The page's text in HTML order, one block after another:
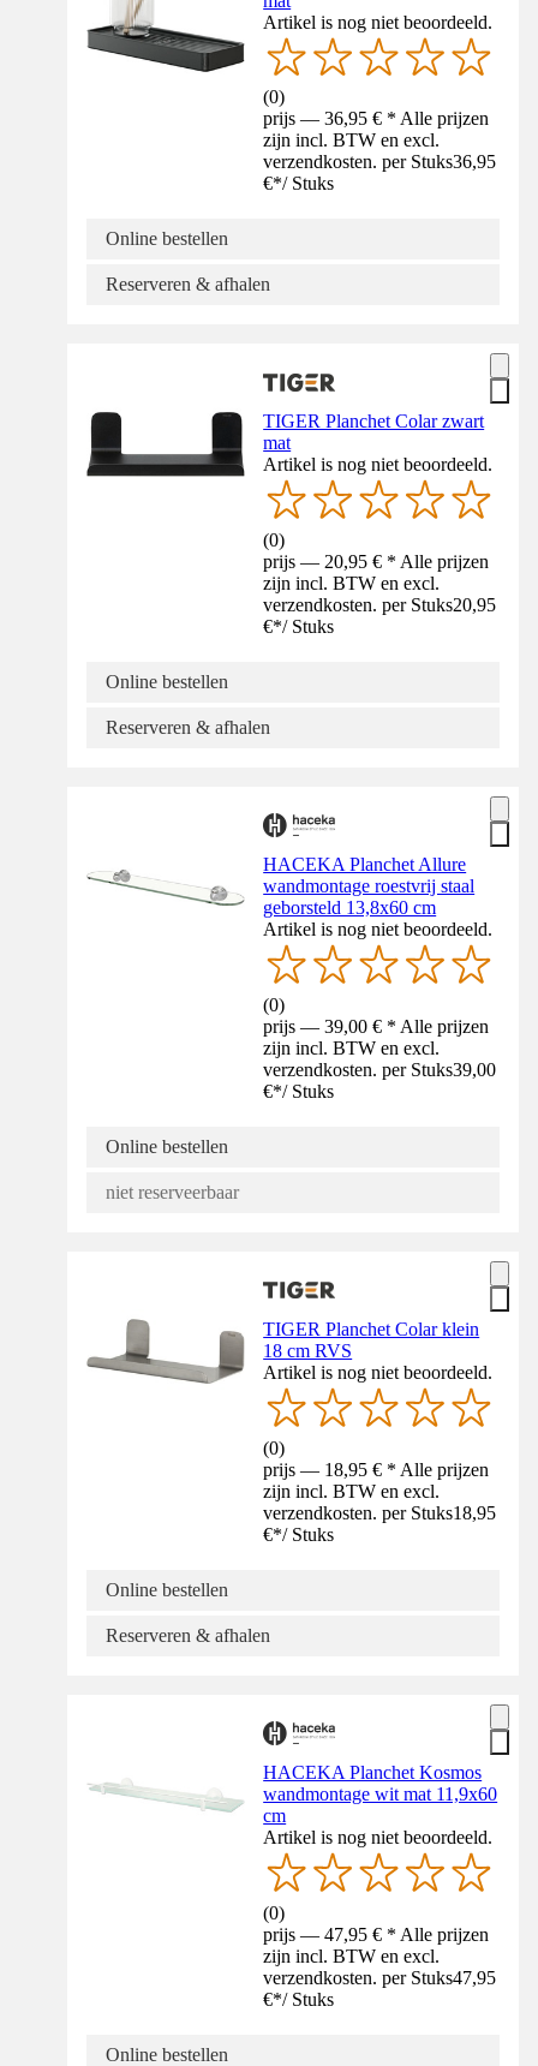
Artikel is nog niet beoordeeld.
(0)
prijs — 36,95 € * Alle prijzen
zijn incl. BTW en excl.
verzendkosten. per Stuks36,95
€*/ Stuks
Online bestellen
Reserveren & afhalen
TIGER Planchet Colar zwart
mat
Artikel is nog niet beoordeeld.
(0)
prijs — 20,95 € * Alle prijzen
zijn incl. BTW en excl.
verzendkosten. per Stuks20,95
€*/ Stuks
Online bestellen
Reserveren & afhalen
HACEKA Planchet Allure
wandmontage roestvrij staal
geborsteld 13,8x60 cm
Artikel is nog niet beoordeeld.
(0)
prijs — 39,00 € * Alle prijzen
zijn incl. BTW en excl.
verzendkosten. per Stuks39,00
€*/ Stuks
Online bestellen
niet reserveerbaar
TIGER Planchet Colar klein
18 cm RVS
Artikel is nog niet beoordeeld.
(0)
prijs — 18,95 € * Alle prijzen
zijn incl. BTW en excl.
verzendkosten. per Stuks18,95
€*/ Stuks
Online bestellen
Reserveren & afhalen
HACEKA Planchet Kosmos
wandmontage wit mat 11,9x60
cm
Artikel is nog niet beoordeeld.
(0)
prijs — 47,95 € * Alle prijzen
zijn incl. BTW en excl.
verzendkosten. per Stuks47,95
€*/ Stuks
Online bestellen